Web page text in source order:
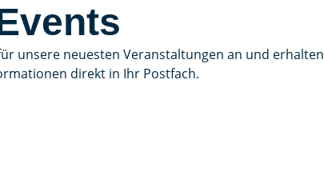
unsere neuesten Veranstaltungen an und erhalten
direkt in Ihr Postfach.